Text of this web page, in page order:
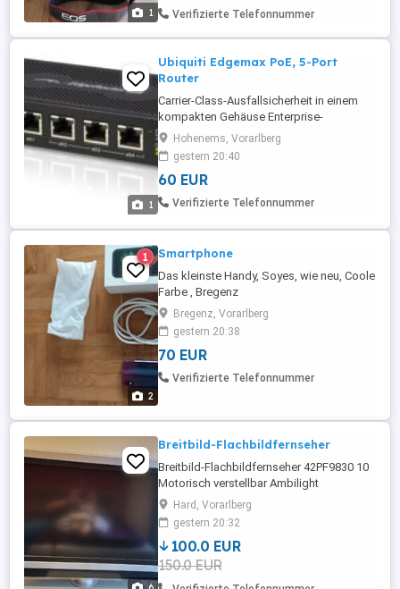
1 Verifizierte Telefonnummer
1
Ubiquiti Edgemax PoE, 5-Port
Router
Carrier-Class-Ausfallsicherheit in einem
kompakten Gehäuse Enterprise-
Funktionen: Routing, Sicherheit und
Management Funktionen 5 Gigabit
Routing Ports 5 PoE konfigurierbare Ports
Unterstützt 24V PoE oder 48V* PoE (bei
Nutzung von einem 48V* Netzteil) 3
Hohenems, Vorarlberg
gestern 20:40
60 EUR
Verifizierte Telefonnummer
2
1 Smartphone
Das kleinste Handy, Soyes, wie neu, Coole
Farbe , Bregenz
Bregenz, Vorarlberg
gestern 20:38
70 EUR
Verifizierte Telefonnummer
Breitbild-Flachbildfernseher
Breitbild-Flachbildfernseher 42PF9830 10
Motorisch verstellbar Ambilight
Hard, Vorarlberg
gestern 20:32
100.0 EUR
150.0 EUR